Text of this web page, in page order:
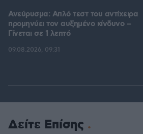
Ανεύρυσμα: Απλό τεστ του αντίχειρα
προμηνύει τον αυξημένο κίνδυνο –
Γίνεται σε 1 λεπτό
09.08.2026, 09:31
Δείτε Επίσης